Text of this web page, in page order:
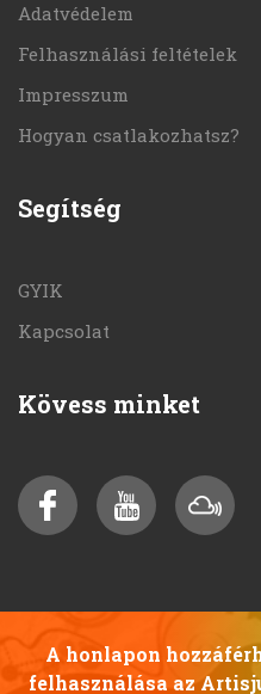
Adatvédelem
Felhasználási feltételek
Impresszum
Hogyan csatlakozhatsz?
Segítség
GYIK
Kapcsolat
Kövess minket
A honlapon
felhasználása az